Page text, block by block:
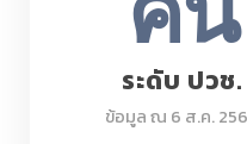
ระดับ ปวช.
ข้อมูล ณ 6 ส.ค.